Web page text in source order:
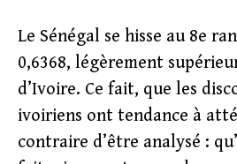
Le Sénégal se hisse au 8e
0,6368, légèrement
d’Ivoire. Ce fait, que les
ivoiriens ont tendance à
contraire d’être analysé :